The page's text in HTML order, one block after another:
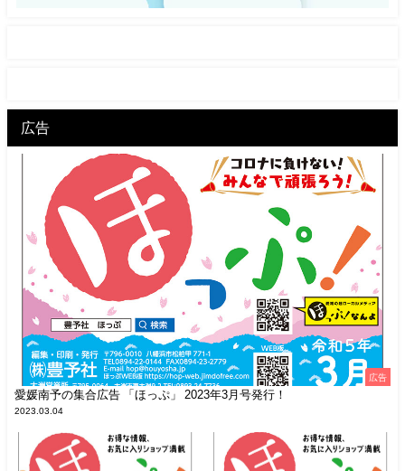
広告
広告
愛媛南予の集合広告 「ほっぷ」 2023年3月号発行！
2023.03.04